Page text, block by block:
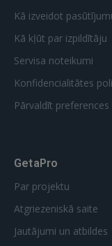
Kā izveidot
Kā kļūt par izpildītāju
Servisa noteikumi
Konfidencialitātes
Pārvaldīt preferences
GetaPro
Par projektu
Atgriezeniskā saite
Jautājumi un atbildes